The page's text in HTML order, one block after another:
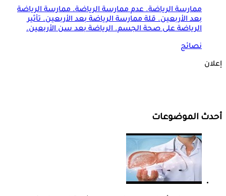
ممارسة الرياضة. عدم ممارسة الرياضة. ممارسة الرياضة
بعد الأربعين. قلة ممارسة الرياضة بعد الأربعين. تأثير
الرياضة على صحة الجسم. الرياضة بعد سن الأربعين.
نصائح
إعلان
أحدث الموضوعات